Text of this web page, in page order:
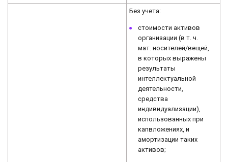
Без учета:
стоимости активов
организации (в т. ч.
мат. носителей/вещей,
в которых выражены
результаты
интеллектуальной
деятельности,
средства
индивидуализации),
использованных при
капвложениях, и
амортизации таких
активов;